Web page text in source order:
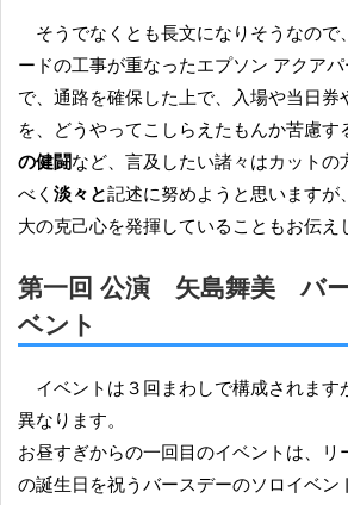
そうでなくとも長文になりそうなので、折悪しくプロムナ
ードの工事が重なったエプソン アクア
で、通路を確保した上で、入場や当日券
を、どうやってこしらえたもんか苦慮す
の健闘など、言及したい諸々はカットの
べく 淡々と記述に努めようと思いますが
大の克己心を発揮していることもお伝え
第一回 公演 矢島舞美 バ
ベント
イベントは３回まわしで構成されますが、それぞれ内容が
異なります。
お昼すぎからの一回目のイベントは、リ
の誕生日を祝うバースデーのソロイベン